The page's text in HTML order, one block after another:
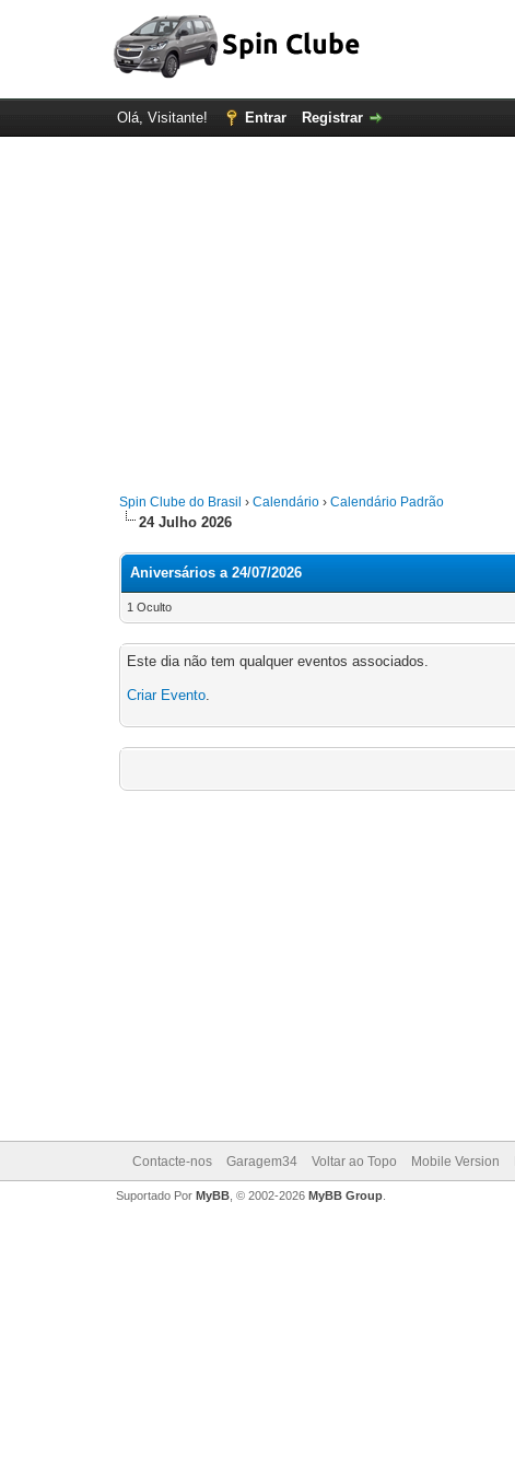
Olá, Visitante! Entrar Registrar
Spin Clube do Brasil ›Calendário ›Calendário Padrão
24 Julho 2026
Aniversários a 24/07/2026
1 Oculto
Este dia não tem qualquer eventos associados.
Criar Evento.
Contacte-nos Garagem34 Voltar ao Topo Mobile Version
Suportado Por MyBB, © 2002-2026 MyBB Group.